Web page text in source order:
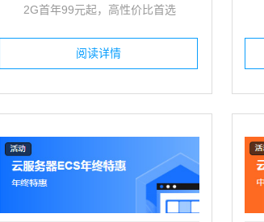
工程项目管理系统
项目三算全生命周期管理
2G首年99元起，高性价比首选
阅读详情